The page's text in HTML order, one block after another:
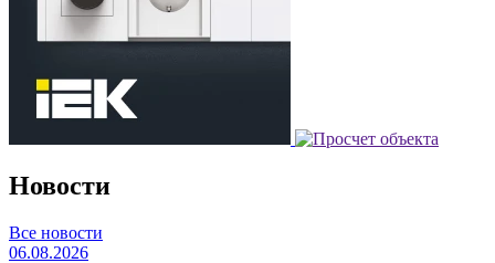
Новости
Все новости
06.08.2026